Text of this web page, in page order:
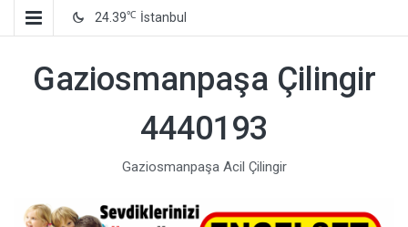
24.39℃ İstanbul
Gaziosmanpaşa Çilingir
4440193
Gaziosmanpaşa Acil Çilingir